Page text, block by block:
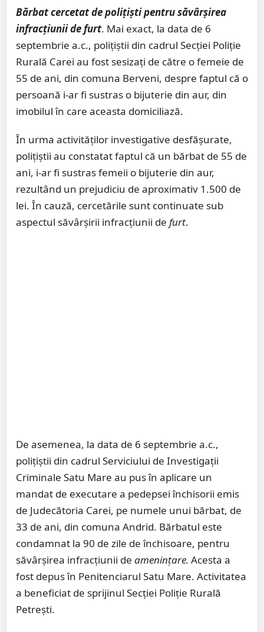
Bărbat cercetat de polițiști pentru săvârșirea
infracțiunii de furt. Mai exact, la data de 6
septembrie a.c., polițiștii din cadrul Secției Poliție
Rurală Carei au fost sesizați de către o femeie de
55 de ani, din comuna Berveni, despre faptul că o
persoană i-ar fi sustras o bijuterie din aur, din
imobilul în care aceasta domiciliază.
În urma activităților investigative desfășurate,
polițiștii au constatat faptul că un bărbat de 55 de
ani, i-ar fi sustras femeii o bijuterie din aur,
rezultând un prejudiciu de aproximativ 1.500 de
lei. În cauză, cercetările sunt continuate sub
aspectul săvârșirii infracțiunii de furt.
De asemenea, la data de 6 septembrie a.c.,
polițiștii din cadrul Serviciului de Investigații
Criminale Satu Mare au pus în aplicare un
mandat de executare a pedepsei închisorii emis
de Judecătoria Carei, pe numele unui bărbat, de
33 de ani, din comuna Andrid. Bărbatul este
condamnat la 90 de zile de închisoare, pentru
săvârșirea infracțiunii de amenințare. Acesta a
fost depus în Penitenciarul Satu Mare. Activitatea
a beneficiat de sprijinul Secției Poliție Rurală
Petrești.